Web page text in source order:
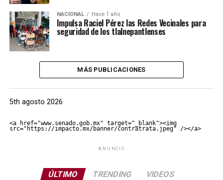
NACIONAL Hace 1 año
Impulsa Raciel Pérez las Redes Vecinales para
seguridad de los tlalnepantlenses
MÁS PUBLICACIONES
5th agosto 2026
<a href="www.senado.gob.mx" target="_blank"><img
src="https://impacto.mx/banner/contratrata.jpeg" /></a>
ANUNCIO
ÚLTIMO TRENDING VIDEOS